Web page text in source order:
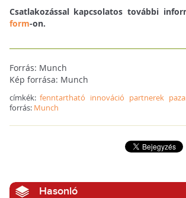
Csatlakozással kapcsolatos további
form-on.
Forrás: Munch
Kép forrása: Munch
címkék: fenntartható innováció partnerek
forrás: Munch
Hasonló